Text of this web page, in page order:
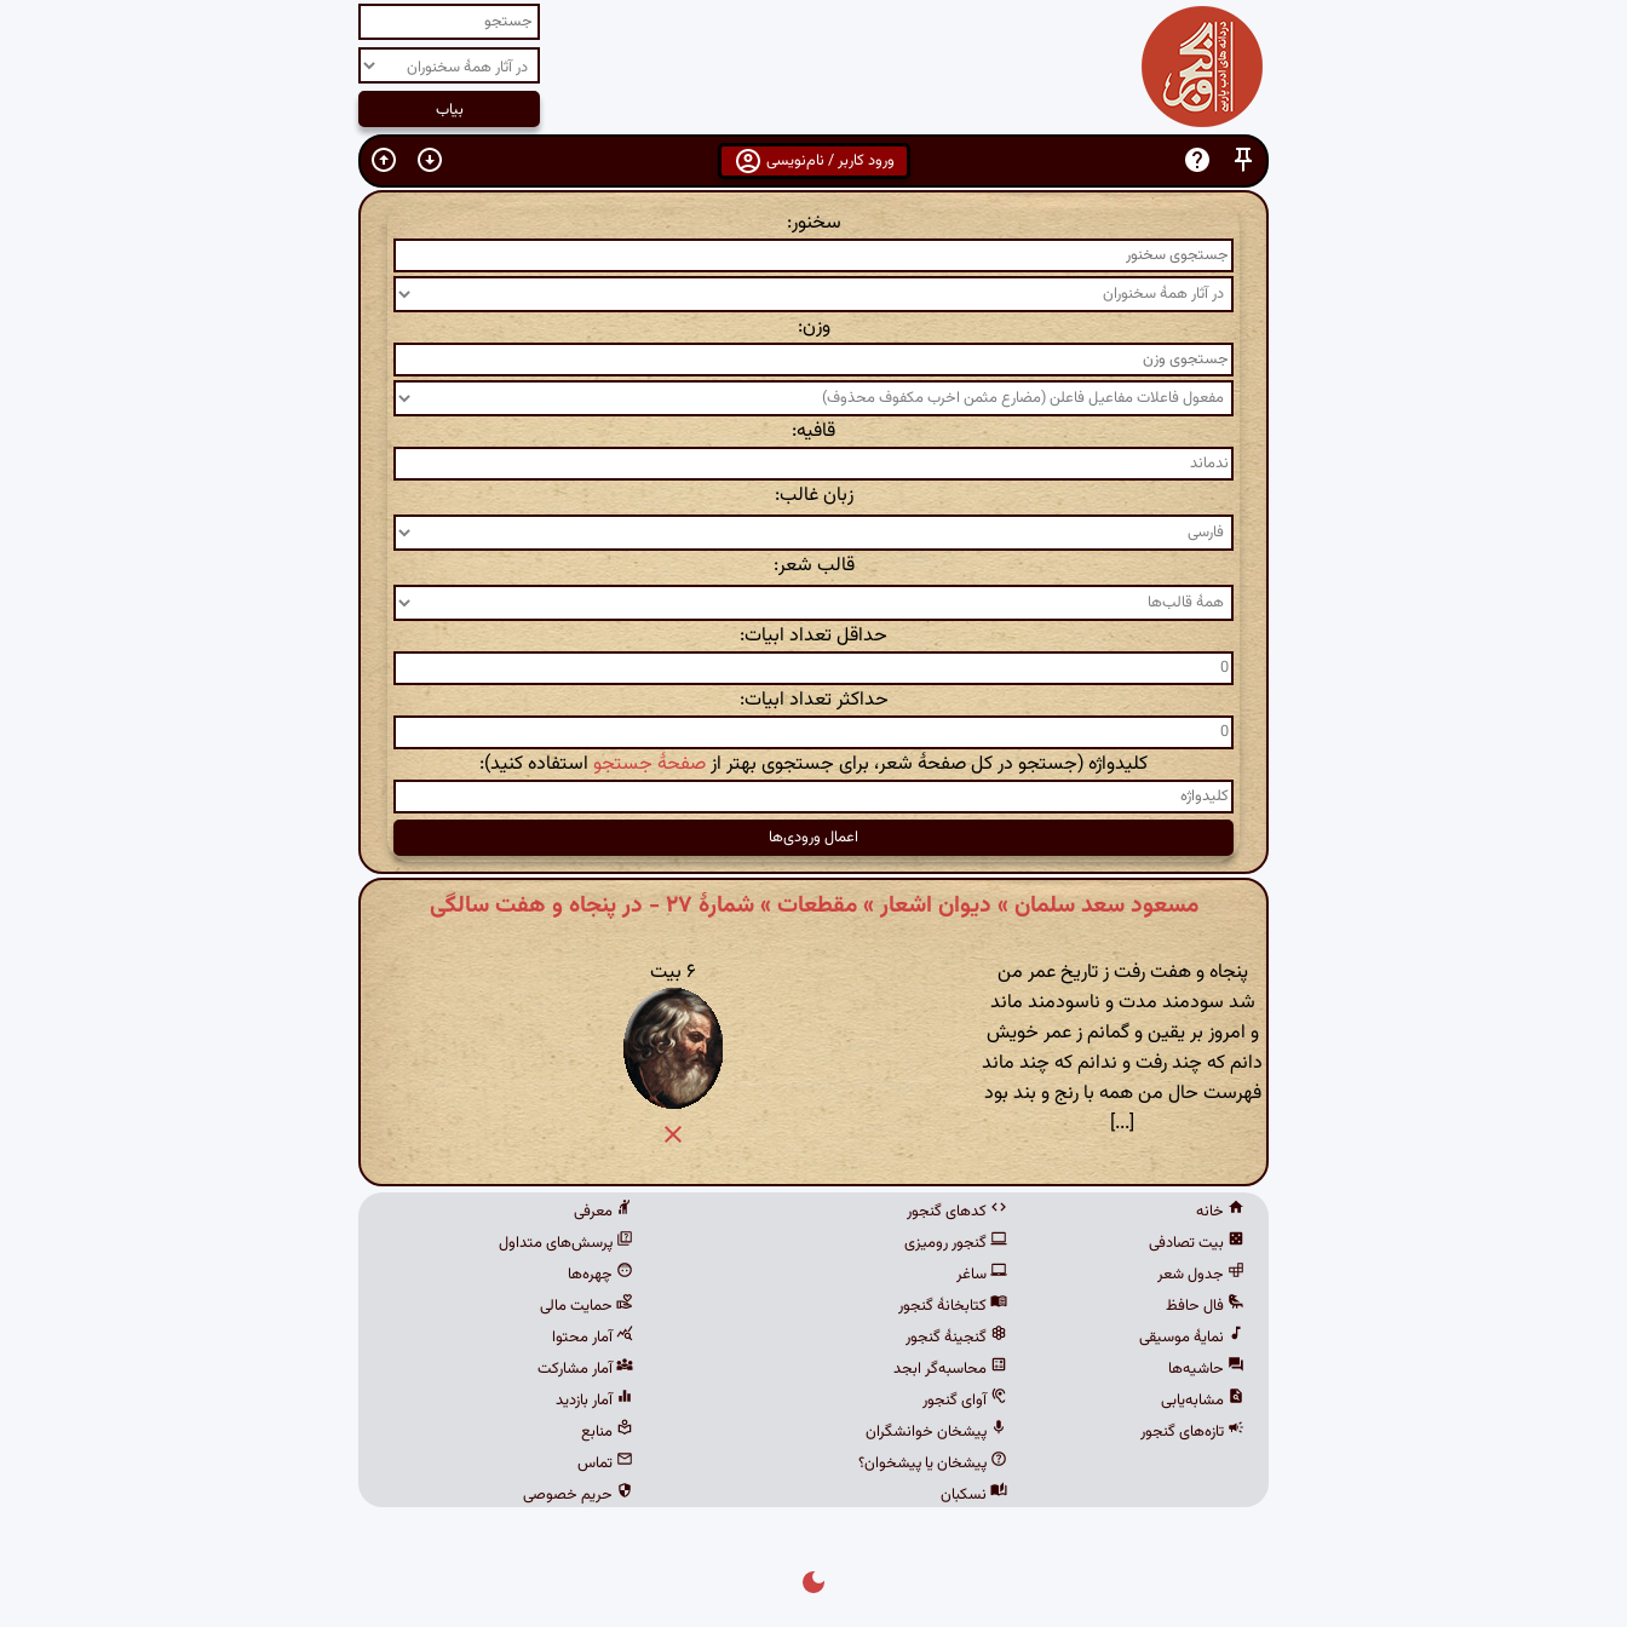
ورود کاربر / نام‌نویسی
سخنور:
وزن:
قافیه:
زبان غالب:
قالب شعر:
حداقل تعداد ابیات:
حداکثر تعداد ابیات:
کلیدواژه (جستجو در کل صفحهٔ شعر، برای جستجوی بهتر ازصفحهٔ جستجو استفاده کنید):
مسعود سعد سلمان » دیوان اشعار » مقطعات » شمارهٔ ۲۷ - در پنجاه و هفت سالگی
پنجاه و هفت رفت ز تاریخ عمر من
شد سودمند مدت و ناسودمند ماند
و امروز بر یقین و گمانم ز عمر خویش
دانم که چند رفت و ندانم که چند ماند
فهرست حال من همه با رنج و بند بود
[...]
۶ بیت
خانه
بیت تصادفی
جدول شعر
فال حافظ
نمایهٔ موسیقی
حاشیه‌ها
مشابه‌یابی
تازه‌های گنجور
کدهای گنجور
گنجور رومیزی
ساغر
کتابخانهٔ گنجور
گنجینهٔ گنجور
محاسبه‌گر ابجد
آوای گنجور
پیشخان خوانشگران
پیشخان یا پیشخوان؟
نسکبان
معرفی
پرسش‌های متداول
چهره‌ها
حمایت مالی
آمار محتوا
آمار مشارکت
آمار بازدید
منابع
تماس
حریم خصوصی